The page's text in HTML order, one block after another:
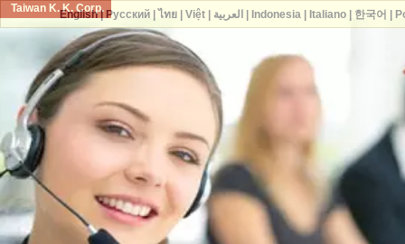
Taiwan K. K. Corp.
English| Русский| ไทย| Việt| العربية Indonesia| Italiano| 한국어